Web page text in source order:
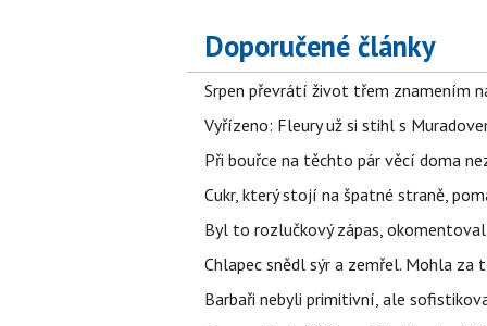
Doporučené články
Srpen převrátí život třem znamením
Vyřízeno: Fleury už si stihl s
Při bouřce na těchto pár věcí doma
Cukr, který stojí na špatné straně,
Byl to rozlučkový zápas,
Chlapec snědl sýr a zemřel. Mohla za
Barbaři nebyli primitivní, ale